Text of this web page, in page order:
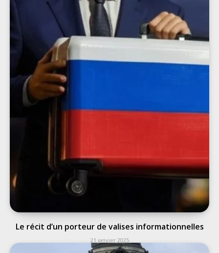
Le récit d’un porteur de valises informationnelles
21 janvier 2025